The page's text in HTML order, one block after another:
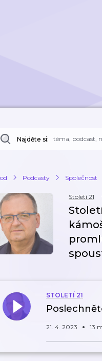
Najděte si:
Podcasty Společnost
Století 21
STOLETÍ 21
21. 4. 2023 13